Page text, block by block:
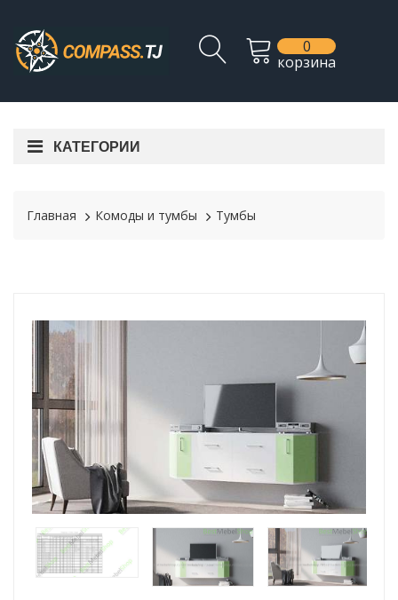
0
корзина
КАТЕГОРИИ
Главная Комоды и тумбы Тумбы